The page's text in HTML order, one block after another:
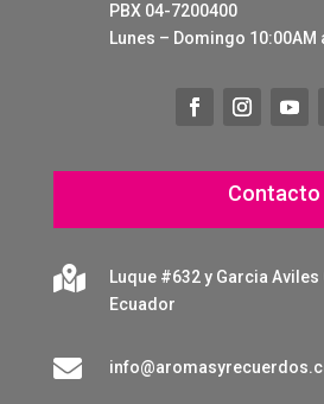
PBX 04-7200400
Lunes – Domingo 10:00AM
Contacto

Luque #632 y Garcia Aviles
Ecuador
